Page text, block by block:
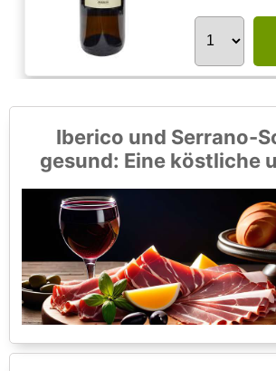
Iberico und Serrano-
gesund: Eine köstliche